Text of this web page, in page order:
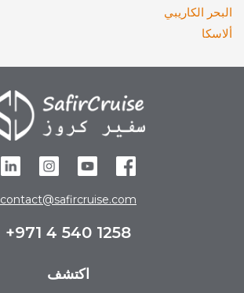
البحر الكاريبي
ألاسكا
contact@safircruise.com
+971 4 540 1258
اكتشف